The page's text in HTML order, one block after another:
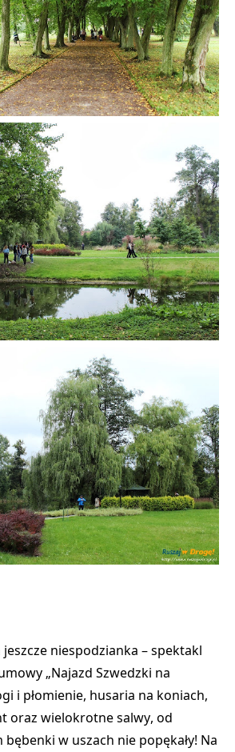
jeszcze niespodzianka –spektakl
„Najazd Szwedzki na
i płomienie, husaria na koniach,
oraz wielokrotne salwy, od
bębenki w uszach nie popękały! Na